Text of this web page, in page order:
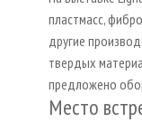
пластмасс,
другие
твердых
предложено
Место